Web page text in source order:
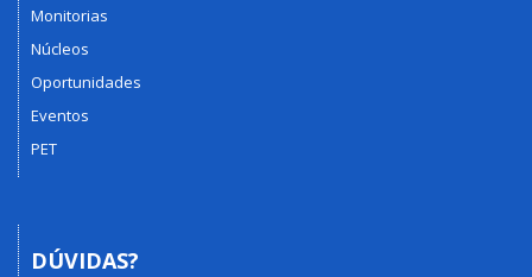
Monitorias
Núcleos
Oportunidades
Eventos
PET
DÚVIDAS?